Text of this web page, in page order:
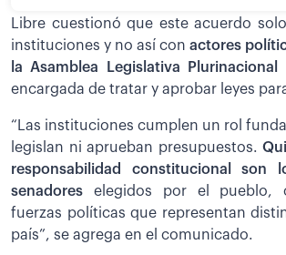
Libre cuestionó que este acuerdo
instituciones y no así con actores
la Asamblea Legislativa Plurinacional
encargada de tratar y aprobar leyes
“Las instituciones cumplen un rol
legislan ni aprueban presupuestos.
responsabilidad constitucional son
senadores elegidos por el pueblo,
fuerzas políticas que representan
país”, se agrega en el comunicado.